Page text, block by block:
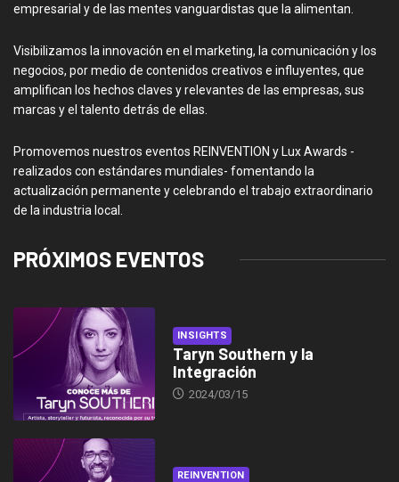
empresarial y de las mentes vanguardistas que la alimentan.
Visibilizamos la innovación en el marketing, la comunicación y los
negocios, por medio de contenidos creativos e influyentes, que
amplifican los hechos claves y relevantes de las empresas, sus
marcas y el talento detrás de ellas.
Promovemos nuestros eventos REINVENTION y Lux Awards -
realizados con estándares mundiales- fomentando la
actualización permanente y celebrando el trabajo extraordinario
de la industria local.
PRÓXIMOS EVENTOS
INSIGHTS
Taryn Southern y la
Integración
2024/03/15
REINVENTION